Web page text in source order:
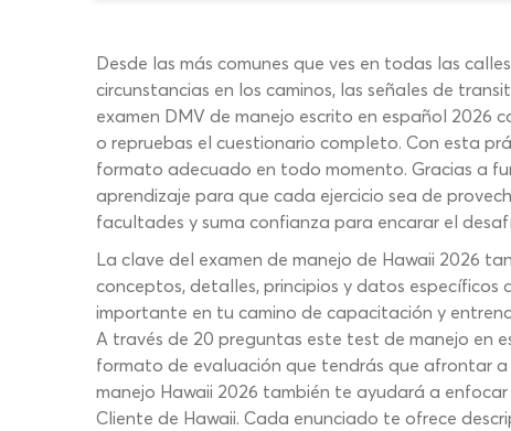
Desde las más comunes que ves en todas las
circunstancias en los caminos, las señales de
examen DMV de manejo escrito en español 2026
o repruebas el cuestionario completo. Con esta
formato adecuado en todo momento. Gracias a
aprendizaje para que cada ejercicio sea de
facultades y suma confianza para encarar el
La clave del examen de manejo de Hawaii 2026
conceptos, detalles, principios y datos
importante en tu camino de capacitación y
A través de 20 preguntas este test de manejo en
formato de evaluación que tendrás que afrontar
manejo Hawaii 2026 también te ayudará a
Cliente de Hawaii. Cada enunciado te ofrece